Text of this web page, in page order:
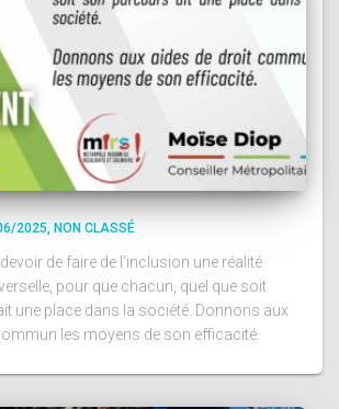
2025 NON CLASSÉ
de faire de l’inclusion une réalité
pour que chacun, quel que soit
une place dans la société. Donnons aux
les moyens de son efficacité.